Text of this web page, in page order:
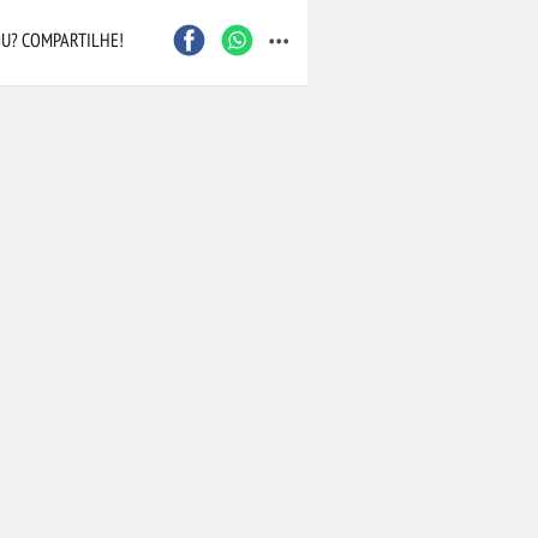
Caxias do Sul
Contagem
COMPARTILHE! ...